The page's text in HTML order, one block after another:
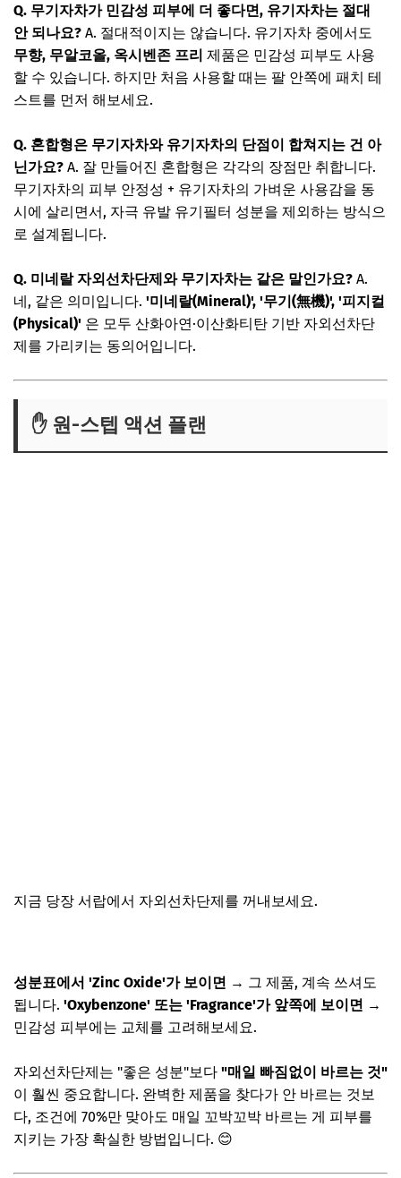
Q. 무기자차가 민감성 피부에 더 좋다면, 유기자차는 절대
안 되나요? A. 절대적이지는 않습니다. 유기자차 중에서도
무향, 무알코올, 옥시벤존 프리 제품은 민감성 피부도 사용
할 수 있습니다. 하지만 처음 사용할 때는 팔 안쪽에 패치 테
스트를 먼저 해보세요.
Q. 혼합형은 무기자차와 유기자차의 단점이 합쳐지는 건 아
닌가요? A. 잘 만들어진 혼합형은 각각의 장점만 취합니다.
무기자차의 피부 안정성 + 유기자차의 가벼운 사용감을 동
시에 살리면서, 자극 유발 유기필터 성분을 제외하는 방식으
로 설계됩니다.
Q. 미네랄 자외선차단제와 무기자차는 같은 말인가요? A.
네, 같은 의미입니다. '미네랄(Mineral)', '무기(無機)', '피지컬
(Physical)' 은 모두 산화아연·이산화티탄 기반 자외선차단
제를 가리키는 동의어입니다.
✋ 원-스텝 액션 플랜
지금 당장 서랍에서 자외선차단제를 꺼내보세요.
성분표에서 'Zinc Oxide'가 보이면 → 그 제품, 계속 쓰셔도
됩니다. 'Oxybenzone' 또는 'Fragrance'가 앞쪽에 보이면 →
민감성 피부에는 교체를 고려해보세요.
자외선차단제는 "좋은 성분"보다 "매일 빠짐없이 바르는 것"
이 훨씬 중요합니다. 완벽한 제품을 찾다가 안 바르는 것보
다, 조건에 70%만 맞아도 매일 꼬박꼬박 바르는 게 피부를
지키는 가장 확실한 방법입니다. 😊